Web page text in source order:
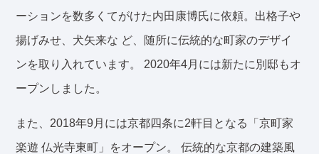
ーションを数多くてがけた内田康博氏に依頼。出格子や
揚げみせ、犬矢来な ど、随所に伝統的な町家のデザイ
ンを取り入れています。 2020年4月には新たに別邸もオ
ープンしました。
また、2018年9月には京都四条に2軒目となる「京町家
楽遊 仏光寺東町」をオープン。 伝統的な京都の建築風